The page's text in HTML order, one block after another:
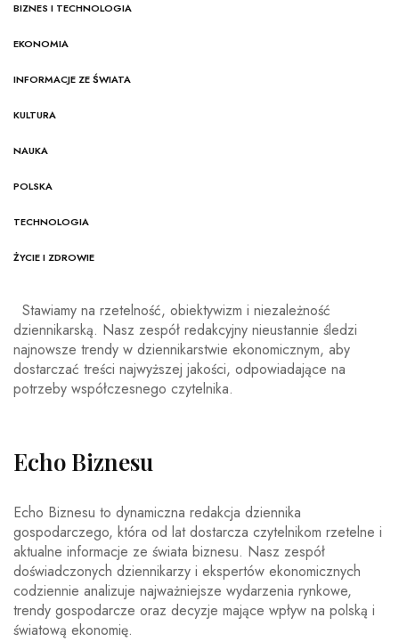
BIZNES I TECHNOLOGIA
EKONOMIA
INFORMACJE ZE ŚWIATA
KULTURA
NAUKA
POLSKA
TECHNOLOGIA
ŻYCIE I ZDROWIE
Stawiamy na rzetelność, obiektywizm i niezależność
dziennikarską. Nasz zespół redakcyjny nieustannie śledzi
najnowsze trendy w dziennikarstwie ekonomicznym, aby
dostarczać treści najwyższej jakości, odpowiadające na
potrzeby współczesnego czytelnika.
Echo Biznesu
Echo Biznesu to dynamiczna redakcja dziennika
gospodarczego, która od lat dostarcza czytelnikom rzetelne i
aktualne informacje ze świata biznesu. Nasz zespół
doświadczonych dziennikarzy i ekspertów ekonomicznych
codziennie analizuje najważniejsze wydarzenia rynkowe,
trendy gospodarcze oraz decyzje mające wpływ na polską i
światową ekonomię.